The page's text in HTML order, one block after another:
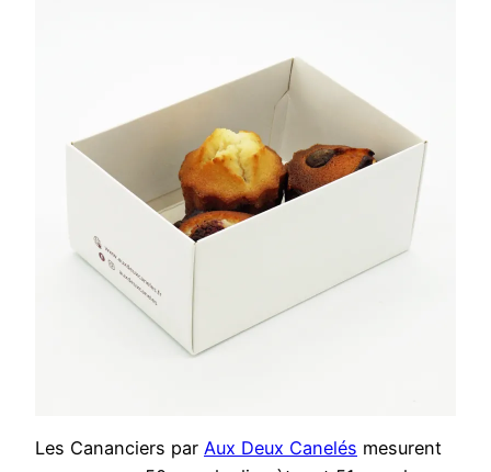
Les Cananciers par Aux Deux Canelés mesurent